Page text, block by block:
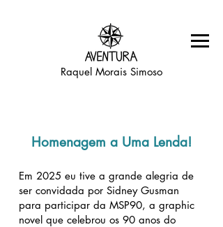
Raquel Morais Simoso
Homenagem a Uma Lenda!
Em 2025 eu tive a grande alegria de
ser convidada por Sidney Gusman
para participar da MSP90, a graphic
novel que celebrou os 90 anos do